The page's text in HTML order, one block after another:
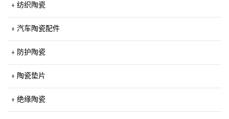
纺织陶瓷
汽车陶瓷配件
防护陶瓷
陶瓷垫片
绝缘陶瓷